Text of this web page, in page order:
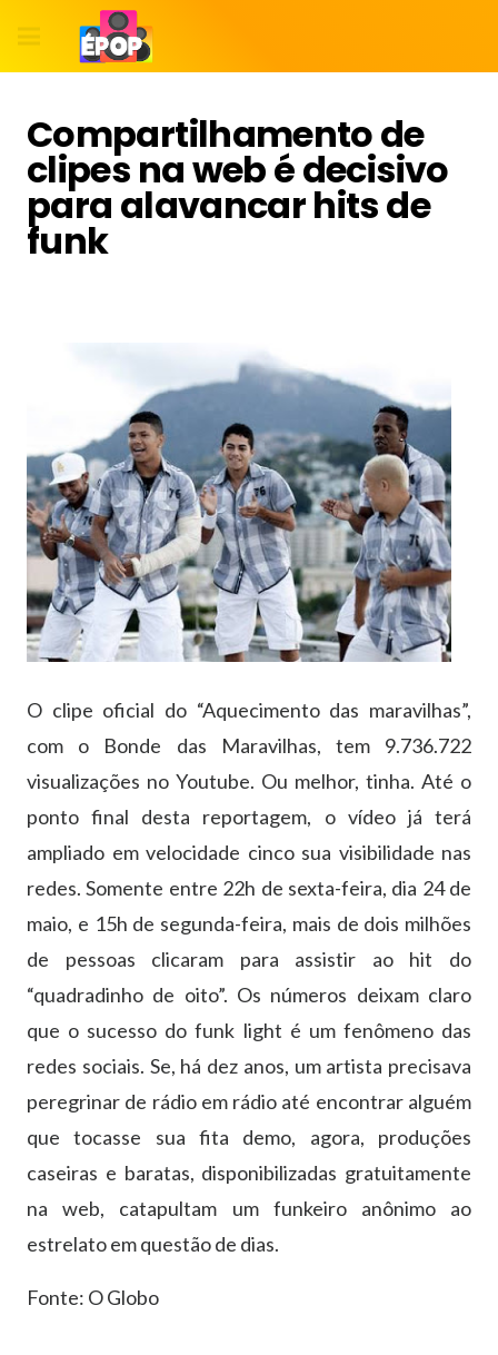
Compartilhamento de
clipes na web é decisivo
para alavancar hits de
funk
O clipe oficial do “Aquecimento das maravilhas”,
com o Bonde das Maravilhas, tem 9.736.722
visualizações no Youtube. Ou melhor, tinha. Até o
ponto final desta reportagem, o vídeo já terá
ampliado em velocidade cinco sua visibilidade nas
redes. Somente entre 22h de sexta-feira, dia 24 de
maio, e 15h de segunda-feira, mais de dois milhões
de pessoas clicaram para assistir ao hit do
“quadradinho de oito”. Os números deixam claro
que o sucesso do funk light é um fenômeno das
redes sociais. Se, há dez anos, um artista precisava
peregrinar de rádio em rádio até encontrar alguém
que tocasse sua fita demo, agora, produções
caseiras e baratas, disponibilizadas gratuitamente
na web, catapultam um funkeiro anônimo ao
estrelato em questão de dias.
Fonte: O Globo